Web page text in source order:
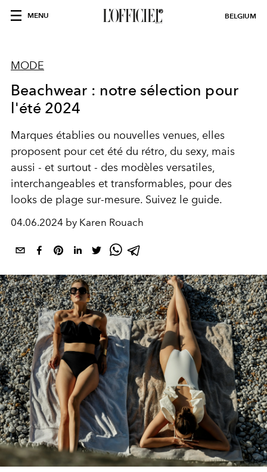
MENU BELGIUM
MODE
Beachwear : notre sélection pour
l'été 2024
Marques établies ou nouvelles venues, elles
proposent pour cet été du rétro, du sexy, mais
aussi - et surtout - des modèles versatiles,
interchangeables et transformables, pour des
looks de plage sur-mesure. Suivez le guide.
04.06.2024 by Karen Rouach